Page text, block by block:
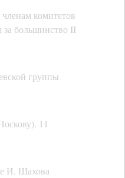
комитетов
большинство II
группы
11
И. Шахова